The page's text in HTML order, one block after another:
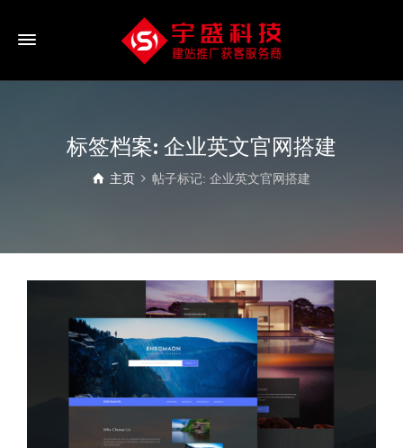
标签档案: 企业英文官网搭建
主页 帖子标记: 企业英文官网搭建